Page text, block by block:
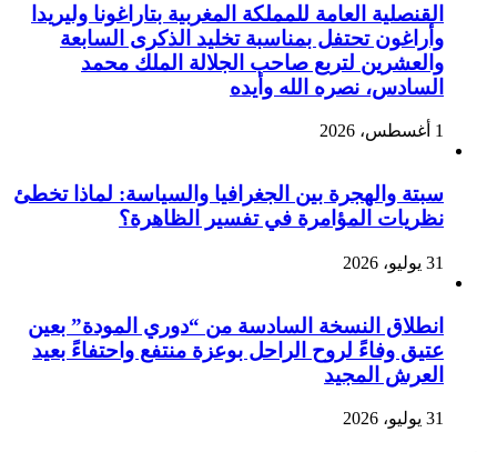
القنصلية العامة للمملكة المغربية بتاراغونا وليريدا
وأراغون تحتفل بمناسبة تخليد الذكرى السابعة
والعشرين لتربع صاحب الجلالة الملك محمد
السادس، نصره الله وأيده
1 أغسطس، 2026
سبتة والهجرة بين الجغرافيا والسياسة: لماذا تخطئ
نظريات المؤامرة في تفسير الظاهرة؟
31 يوليو، 2026
انطلاق النسخة السادسة من “دوري المودة” بعين
عتيق وفاءً لروح الراحل بوعزة منتفع واحتفاءً بعيد
العرش المجيد
31 يوليو، 2026